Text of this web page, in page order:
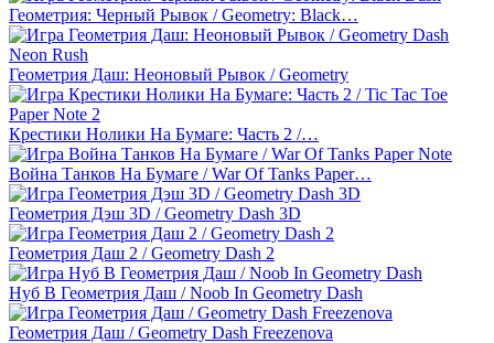
Геометрия: Черный Рывок / Geometry: Black…
Геометрия Даш: Неоновый Рывок / Geometry
Крестики Нолики На Бумаге: Часть 2 /…
Война Танков На Бумаге / War Of Tanks Paper…
Геометрия Дэш 3D / Geometry Dash 3D
Геометрия Даш 2 / Geometry Dash 2
Нуб В Геометрия Даш / Noob In Geometry Dash
Геометрия Даш / Geometry Dash Freezenova